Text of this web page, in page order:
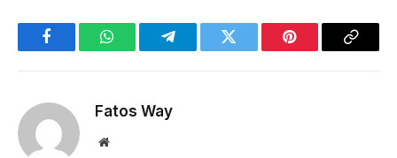
FacebookWhatsAppTelegramTwitter Pinterest Copy
Fatos Way
Website